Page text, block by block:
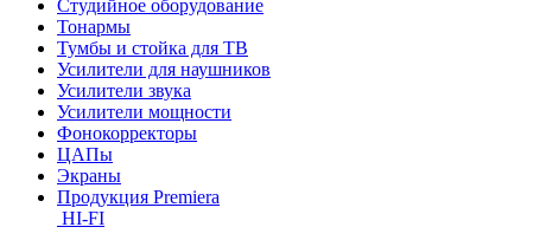
Студийное оборудование
Тонармы
Тумбы и стойка для ТВ
Усилители для наушников
Усилители звука
Усилители мощности
Фонокорректоры
ЦАПы
Экраны
Продукция Premiera
HI-FI